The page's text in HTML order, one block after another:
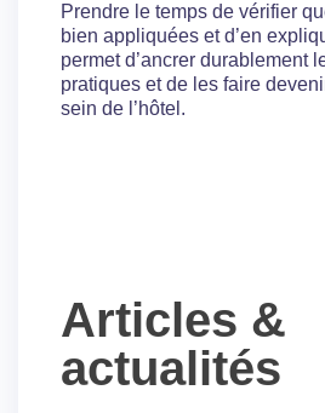
Prendre le temps de vérifier
bien appliquées et d’en
permet d’ancrer durablement
pratiques et de les faire
sein de l’hôtel.
Articles &
actualités